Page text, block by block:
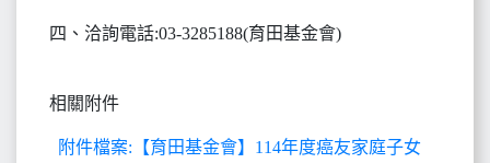
四、洽詢電話:03-3285188(育田基金會)
相關附件
附件檔案:【育田基金會】114年度癌友家庭子女